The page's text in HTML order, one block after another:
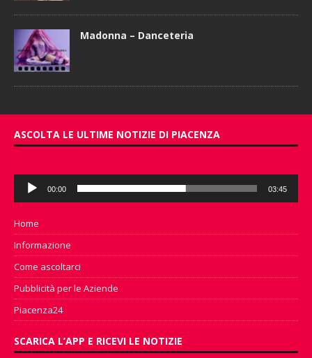
Madonna – Danceteria
ASCOLTA LE ULTIME NOTIZIE DI PIACENZA
Audio
Player
00:00 03:45
Home
Informazione
Come ascoltarci
Pubblicità per le Aziende
Piacenza24
SCARICA L’APP E RICEVI LE NOTIZIE